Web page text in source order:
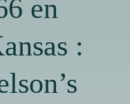
en
: